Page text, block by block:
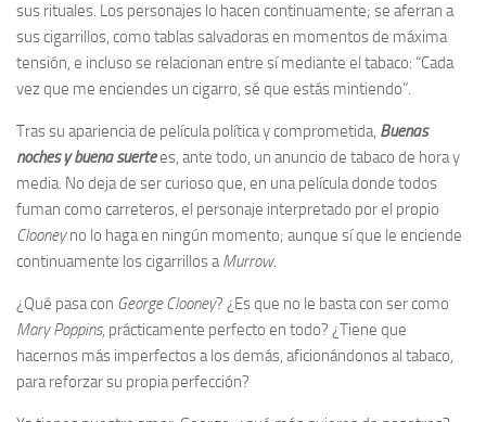
sus rituales. Los personajes lo hacen continuamente; se aferran a
sus cigarrillos, como tablas salvadoras en momentos de máxima
tensión, e incluso se relacionan entre sí mediante el tabaco: “Cada
vez que me enciendes un cigarro, sé que estás mintiendo”.
Tras su apariencia de película política y comprometida, Buenas
noches y buena suertees, ante todo, un anuncio de tabaco de hora y
media. No deja de ser curioso que, en una película donde todos
fuman como carreteros, el personaje interpretado por el propio
Clooneyno lo haga en ningún momento; aunque sí que le enciende
continuamente los cigarrillos aMurrow.
¿Qué pasa con George Clooney? ¿Es que no le basta con ser como
Mary Poppins, prácticamente perfecto en todo? ¿Tiene que
hacernos más imperfectos a los demás, aficionándonos al tabaco,
para reforzar su propia perfección?